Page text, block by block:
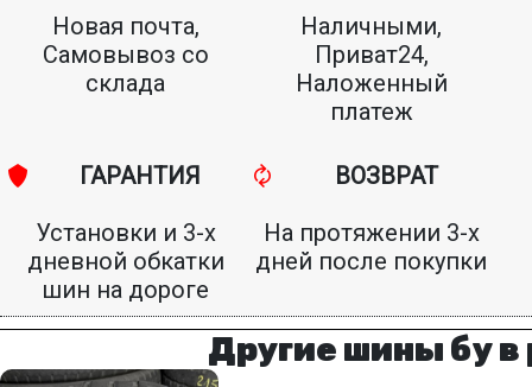
Новая почта,
Самовывоз со
склада
Наличными,
Приват24,
Наложенный
платеж
ГАРАНТИЯ
Установки и 3-х
дневной обкатки
шин на дороге
ВОЗВРАТ
На протяжении 3-х
дней после покупки
Другие шины бу в